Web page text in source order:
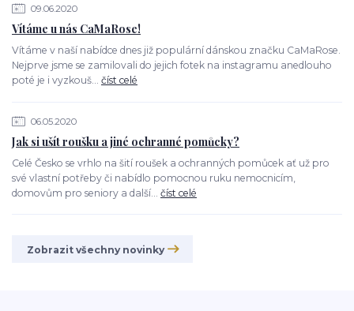
09.06.2020
Vítáme u nás CaMaRose!
Vítáme v naší nabídce dnes již populární dánskou značku CaMaRose.
Nejprve jsme se zamilovali do jejich fotek na instagramu anedlouho
poté je i vyzkouš... číst celé
06.05.2020
Jak si ušít roušku a jiné ochranné pomůcky?
Celé Česko se vrhlo na šití roušek a ochranných pomůcek ať už pro
své vlastní potřeby či nabídlo pomocnou ruku nemocnicím,
domovům pro seniory a další... číst celé
Zobrazit všechny novinky